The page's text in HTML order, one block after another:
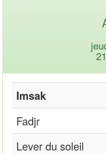
Imsak
Fadjr
Lever du soleil